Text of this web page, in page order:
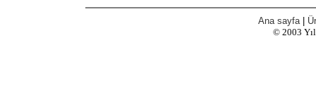
Ana sayfa
© 2003